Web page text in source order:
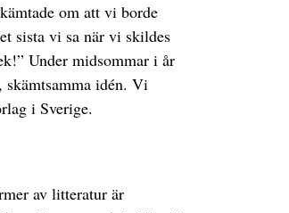
om att vi borde
sista vi sa när vi skildes
Under midsommar i år
idén. Vi
i Sverige.
av litteratur är